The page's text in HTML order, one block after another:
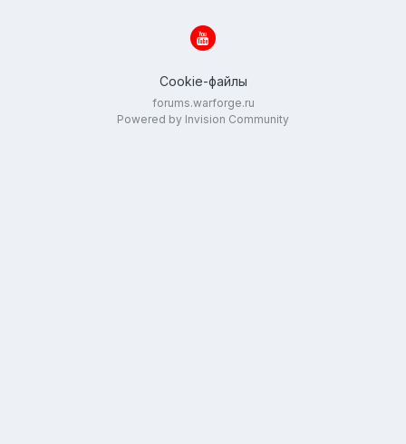
Cookie-файлы
forums.warforge.ru
Powered by Invision Community